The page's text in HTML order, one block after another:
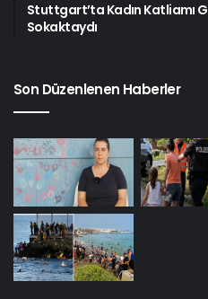
Stuttgart’ta Kadın Katliamı
Sokaktaydı
Son Düzenlenen Haberler